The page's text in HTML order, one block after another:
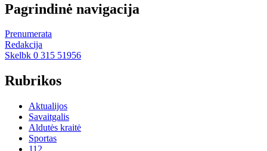
Pagrindinė navigacija
Prenumerata
Redakcija
Skelbk 0 315 51956
Rubrikos
Aktualijos
Savaitgalis
Aldutės kraitė
Sportas